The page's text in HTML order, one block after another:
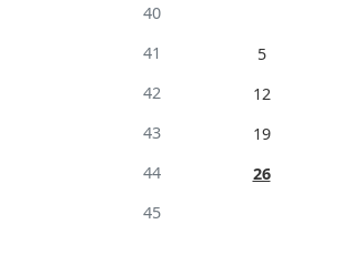
40
41
5
42
12
43
19
44
26
45